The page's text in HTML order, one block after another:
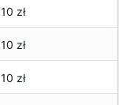
10 zł
10 zł
10 zł